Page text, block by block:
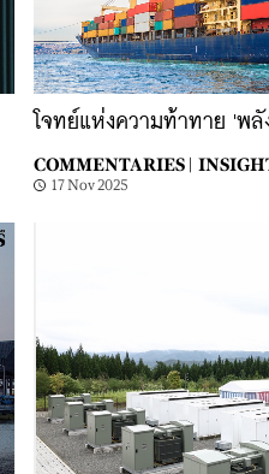
โจทย์แห่งความท้าทาย 'พลั
COMMENTARIES |
17 Nov 2025